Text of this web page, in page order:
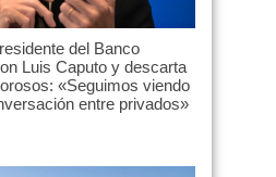
del Banco
Luis Caputo y descarta
«Seguimos viendo
entre privados»